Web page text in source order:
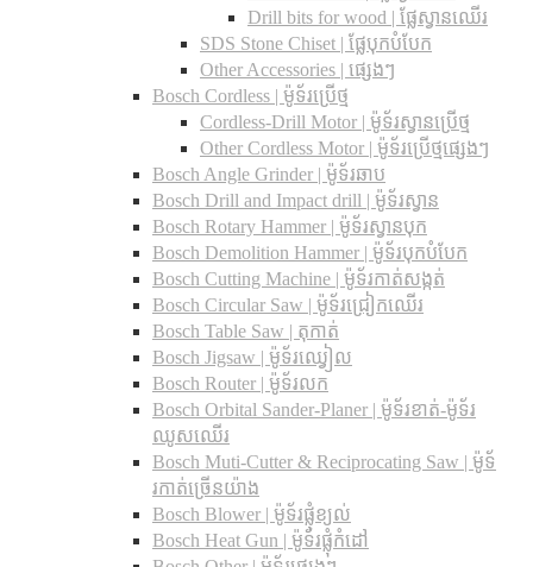
Drill bits for wood |​ ផ្លែស្វានឈើរ
SDS Stone Chiset |​ ផ្លែបុកបំបែក
Other Accessories | ផ្សេងៗ
Bosch Cordless | ម៉ូទ័រប្រើថ្ម
Cordless-Drill Motor | ម៉ូទ័រស្វានប្រើថ្ម
Other Cordless Motor | ម៉ូទ័រប្រើថ្មផ្សេងៗ
Bosch Angle Grinder | ម៉ូទ័រឆាប
Bosch Drill and Impact drill | ម៉ូទ័រស្វាន
Bosch Rotary Hammer | ម៉ូទ័រស្វានបុក
Bosch Demolition Hammer | ម៉ូទ័របុកបំបែក
Bosch Cutting Machine | ម៉ូទ័រកាត់សង្កត់
Bosch Circular Saw | ម៉ូទ័រជ្រៀកឈើរ
Bosch Table Saw | តុកាត់
Bosch Jigsaw | ម៉ូទ័រឈ្វៀល
Bosch Router | ម៉ូទ័រលក
Bosch Orbital Sander-Planer​ | ម៉ូទ័រខាត់-ម៉ូទ័រ
ឈូសឈើរ
Bosch Muti-Cutter & Reciprocating Saw​ | ម៉ូទ័
រកាត់ច្រើនយ៉ាង
Bosch Blower | ម៉ូទ័រផ្លុំខ្យល់
Bosch Heat Gun | ម៉ូទ័រផ្លុំកំដៅ